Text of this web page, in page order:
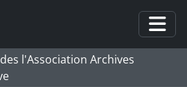
l'Association Archives